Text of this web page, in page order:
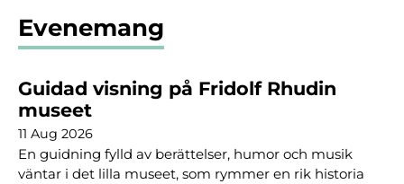
Evenemang
Guidad visning på Fridolf Rhudin
museet
11 Aug 2026
En guidning fylld av berättelser, humor och musik
väntar i det lilla museet, som rymmer en rik historia